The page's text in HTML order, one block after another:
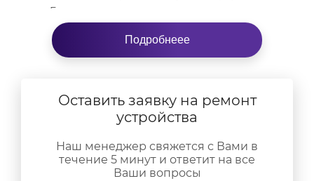
Если на экране остались царапины и следы
использования без чехла, дополнительных
защитных плёнок и стёкол.
Почему замену стекла iPhone 7
Экран — самая уязвимая часть смартфона. При
падениях, ударах и сдавливаниях корпуса она
страдает в первую очередь. Именно поэтому
ремонт экрана и замена стекла — одна из самых
частых и рутинных операций, с которыми
сталкиваются специалисты сервисных центров.
Подробнеее
Оставить заявку на ремонт
устройства
Наш менеджер свяжется с Вами в
течение 5 минут и ответит на все
Ваши вопросы